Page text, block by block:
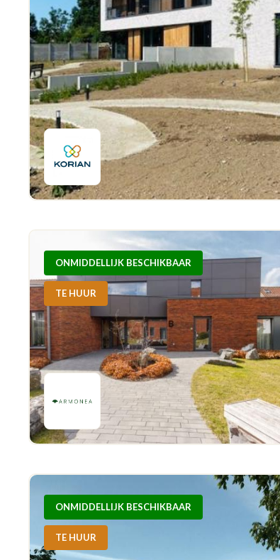
ONMIDDELLIJK BESCHIKBAAR
TE HUUR
ONMIDDELLIJK BESCHIKBAAR
TE HUUR